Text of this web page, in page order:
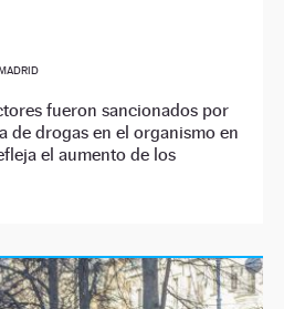
fueron sancionados por
de drogas en el organismo en
el aumento de los